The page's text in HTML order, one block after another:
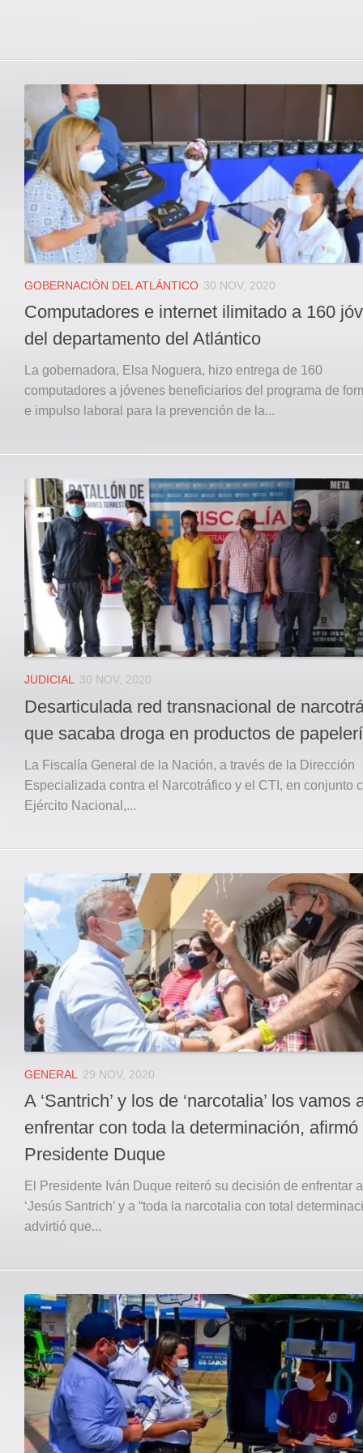
GOBERNACIÓN DEL ATLÁNTICO 30 NOV, 2020
Computadores e internet ilimitado a 160
del departamento del Atlántico
La gobernadora, Elsa Noguera, hizo entrega de 160
computadores a jóvenes beneficiarios del programa de
e impulso laboral para la prevención de la...
JUDICIAL 30 NOV, 2020
Desarticulada red transnacional de
que sacaba droga en productos de
La Fiscalía General de la Nación, a través de la Dirección
Especializada contra el Narcotráfico y el CTI, en conjunto
Ejército Nacional,...
GENERAL 29 NOV, 2020
A ‘Santrich’ y los de ‘narcotalia’ los vamos
enfrentar con toda la determinación, afirmó
Presidente Duque
El Presidente Iván Duque reiteró su decisión de enfrentar
‘Jesús Santrich’ y a “toda la narcotalia con total
advirtió que...